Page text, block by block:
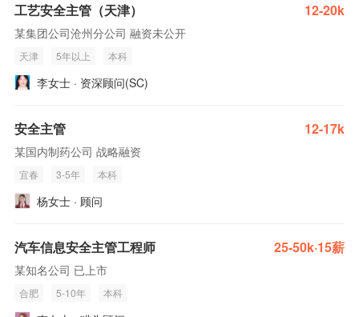
工艺安全主管（天津） 12-20k
某集团公司沧州分公司 融资未公开
天津 5年以上 本科
李女士 · 资深顾问(SC)
安全主管 12-17k
某国内制药公司 战略融资
宜春 3-5年 本科
杨女士 · 顾问
汽车信息安全主管工程师 25-50k·15薪
某知名公司 已上市
合肥 5-10年 本科